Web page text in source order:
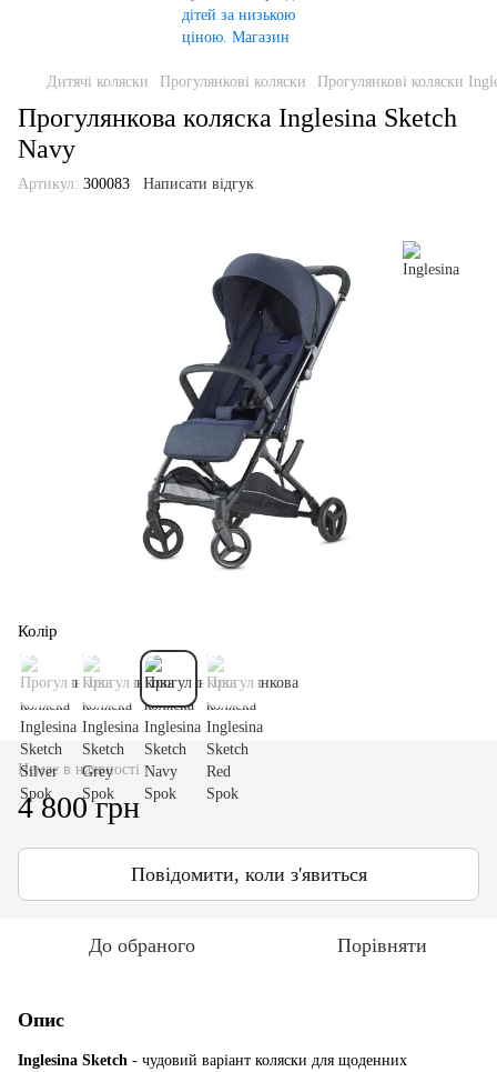
Дитячі коляски Прогулянкові коляски Прогулянкові коляски
Прогулянкова коляска Inglesina Sketch
Navy
Артикул: 300083 Написати відгук
Колір
Немає в наявності
4 800 грн
Повідомити, коли з'явиться
До обраного Порівняти
Опис
Inglesina Sketch - чудовий варіант коляски для щоденних